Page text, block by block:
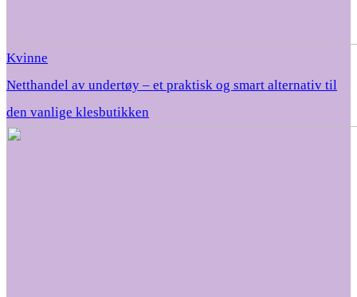
Kvinne
Netthandel av undertøy – et praktisk og smart alternativ til
den vanlige klesbutikken